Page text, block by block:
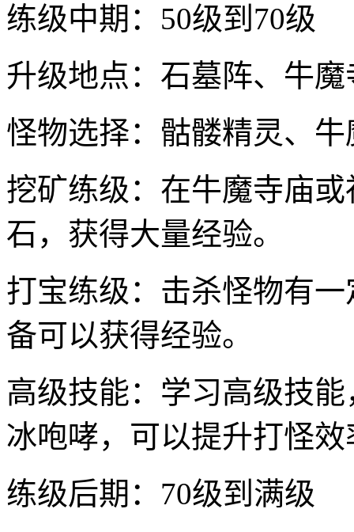
练级中期：50级到70级
升级地点：石墓阵、牛
怪物选择：骷髅精灵、
挖矿练级：在牛魔寺庙
石，获得大量经验。
打宝练级：击杀怪物有
备可以获得经验。
高级技能：学习高级技
冰咆哮，可以提升打怪效
练级后期：70级到满级